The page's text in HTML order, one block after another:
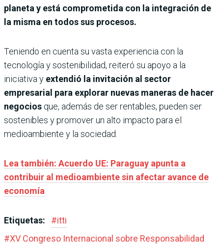
planeta y está comprometida con la integración de
la misma en todos sus procesos.
Teniendo en cuenta su vasta experiencia con la
tecnología y sostenibilidad, reiteró su apoyo a la
iniciativa y extendió la invitación al sector
empresarial para explorar nuevas maneras de hacer
negocios que, además de ser rentables, pueden ser
sostenibles y promover un alto impacto para el
medioambiente y la sociedad.
Lea también: Acuerdo UE: Paraguay apunta a
contribuir al medioambiente sin afectar avance de
economía
Etiquetas: #itti
#XV Congreso Internacional sobre Responsabilidad